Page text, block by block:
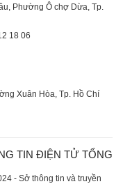
Phường Ô chợ Dừa, Tp.
18 06
Xuân Hòa, Tp. Hồ Chí
TIN ĐIỆN TỬ TỔNG
- Sở thông tin và truyền